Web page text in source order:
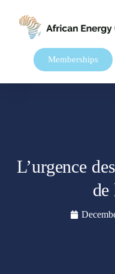
Memberships
L’urgence
de